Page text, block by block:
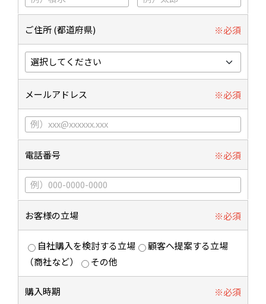
ご住所 (都道府県)
メールアドレス
電話番号
お客様の立場
自社購入を検討する立場
顧客へ提案する立場
（商社など）
その他
購入時期